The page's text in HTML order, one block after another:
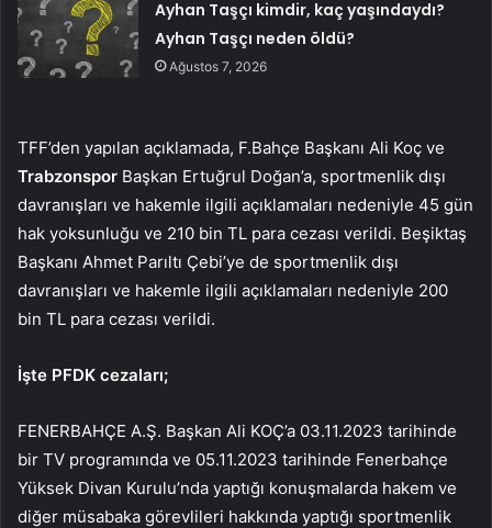
Ayhan Taşçı kimdir, kaç yaşındaydı?
Ayhan Taşçı neden öldü?
Ağustos 7, 2026
TFF’den yapılan açıklamada, F.Bahçe Başkanı Ali Koç ve
Trabzonspor Başkan Ertuğrul Doğan’a, sportmenlik dışı
davranışları ve hakemle ilgili açıklamaları nedeniyle 45 gün
hak yoksunluğu ve 210 bin TL para cezası verildi. Beşiktaş
Başkanı Ahmet Parıltı Çebi’ye de sportmenlik dışı
davranışları ve hakemle ilgili açıklamaları nedeniyle 200
bin TL para cezası verildi.
İşte PFDK cezaları;
FENERBAHÇE A.Ş. Başkan Ali KOÇ’a 03.11.2023 tarihinde
bir TV programında ve 05.11.2023 tarihinde Fenerbahçe
Yüksek Divan Kurulu’nda yaptığı konuşmalarda hakem ve
diğer müsabaka görevlileri hakkında yaptığı sportmenlik